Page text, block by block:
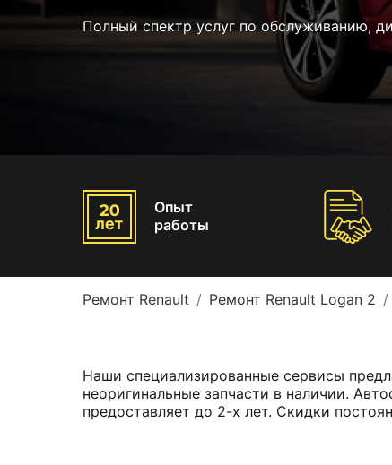
Полный спектр услуг по обслуживанию,
Опыт
работы
Ремонт Renault Ремонт Renault Logan 2
Наши специализированные сервисы
неоригинальные запчасти в наличии.
предоставляет до 2-х лет. Скидки